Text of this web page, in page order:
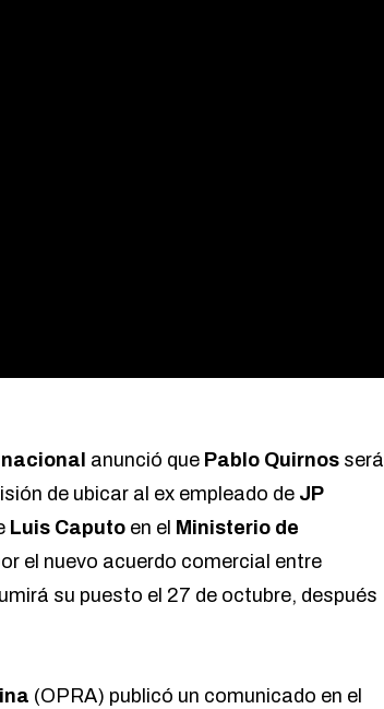
anunció que Pablo Quirnos será
de ubicar al ex empleado de JP
Luis Caputo en el Ministerio de
el nuevo acuerdo comercial entre
su puesto el 27 de octubre, después
(OPRA) publicó un comunicado en el